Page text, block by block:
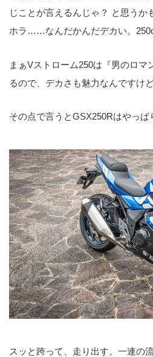
じことが言えるんじゃ？ と思うか
ホラ……なんだかんだデカい。
まぁVストローム250は『男のロマ
るので、デカさも魅力なんですけど
その点で言うとGSX250Rはやっぱ
スッと跨って、走り出す。一連の